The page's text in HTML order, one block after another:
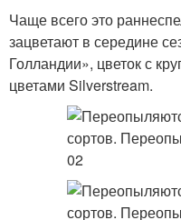
Чаще всего это
зацветают в середине
Голландии», цветок с
цветами Silverstream.